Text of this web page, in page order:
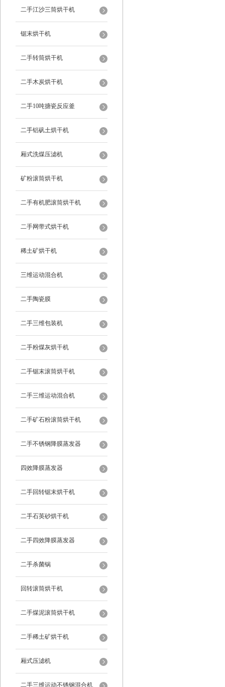
二手江沙三筒烘干机
锯末烘干机
二手转筒烘干机
二手木炭烘干机
二手10吨搪瓷反应釜
二手铝矾土烘干机
厢式洗煤压滤机
矿粉滚筒烘干机
二手有机肥滚筒烘干机
二手网带式烘干机
稀土矿烘干机
三维运动混合机
二手陶瓷膜
二手三维包装机
二手粉煤灰烘干机
二手锯末滚筒烘干机
二手三维运动混合机
二手矿石粉滚筒烘干机
二手不锈钢降膜蒸发器
四效降膜蒸发器
二手回转锯末烘干机
二手石英砂烘干机
二手四效降膜蒸发器
二手杀菌锅
回转滚筒烘干机
二手煤泥滚筒烘干机
二手稀土矿烘干机
厢式压滤机
二手三维运动不锈钢混合机